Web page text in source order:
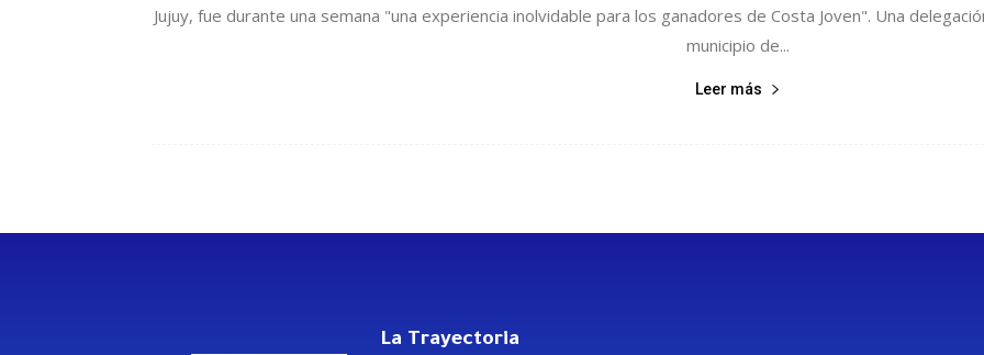
Jujuy, fue durante una semana "una experiencia inolvidable para los ganadores de Costa Joven". Una
municipio de...
Leer más
La Trayectoria